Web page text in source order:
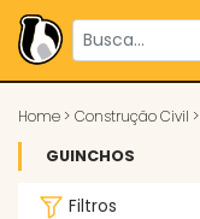
Home > Construção Civil >
GUINCHOS
Filtros